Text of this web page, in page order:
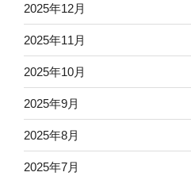
2025年12月
2025年11月
2025年10月
2025年9月
2025年8月
2025年7月